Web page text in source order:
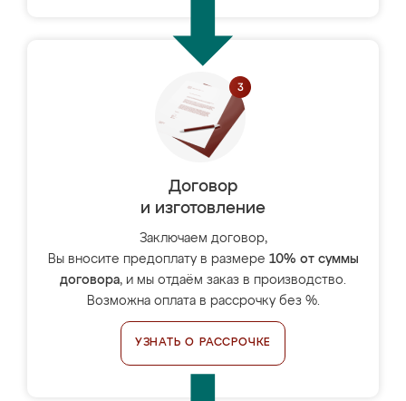
Договор
и изготовление
Заключаем договор,
Вы вносите предоплату в размере 10% от суммы
договора, и мы отдаём заказ в производство.
Возможна оплата в рассрочку без %.
УЗНАТЬ О РАССРОЧКЕ